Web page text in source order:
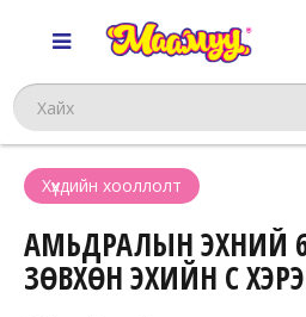
Хайх
Хүүхдийн хооллолт
АМЬДРАЛЫН ЭХНИЙ 6
ЗӨВХӨН ЭХИЙН СҮҮ